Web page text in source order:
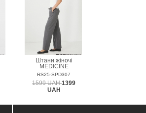
Штани жіночі
MEDICINE
RS25-SPD307
1599 UAH1399
UAH